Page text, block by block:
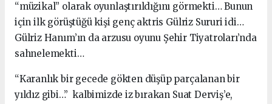
“müzikal” olarak oyunlaştırıldığını görmekti… Bunun
için ilk görüştüğü kişi genç aktris Gülriz Sururi idi…
Gülriz Hanım’ın da arzusu oyunu Şehir Tiyatroları’nda
sahnelemekti…
“Karanlık bir gecede gökten düşüp parçalanan bir
yıldız gibi…” kalbimizde iz bırakan Suat Derviş’e,